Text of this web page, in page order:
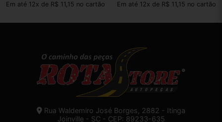
Em até 12x de R$ 11,15 no cartão Em até 12x de R$ 11,15 no cartão
Rua Waldemiro José Borges, 2882 - Itinga
Joinville - SC - CEP: 89233-635